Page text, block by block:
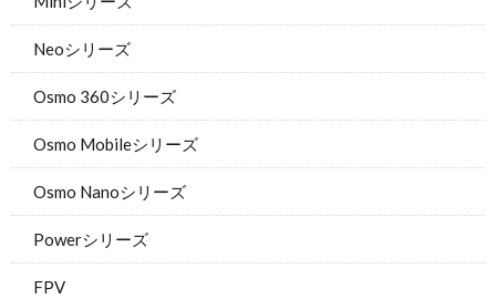
Neoシリーズ
Osmo 360シリーズ
Osmo Mobileシリーズ
Osmo Nanoシリーズ
Powerシリーズ
FPV